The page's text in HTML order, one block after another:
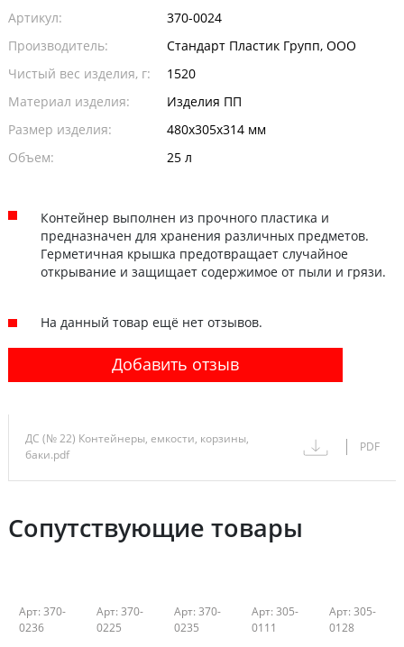
Артикул:
370-0024
Производитель:
Стандарт Пластик Групп, ООО
Чистый вес изделия, г:
1520
Материал изделия:
Изделия ПП
Размер изделия:
480х305х314 мм
Объем:
25 л
Контейнер выполнен из прочного пластика и
предназначен для хранения различных предметов.
Герметичная крышка предотвращает случайное
открывание и защищает содержимое от пыли и грязи.
На данный товар ещё нет отзывов.
Добавить отзыв
ДС (№ 22) Контейнеры, емкости, корзины,
баки.pdf
PDF
Сопутствующие товары
Арт: 370-
0236
Арт: 370-
0225
Арт: 370-
0235
Арт: 305-
0111
Арт: 305-
0128